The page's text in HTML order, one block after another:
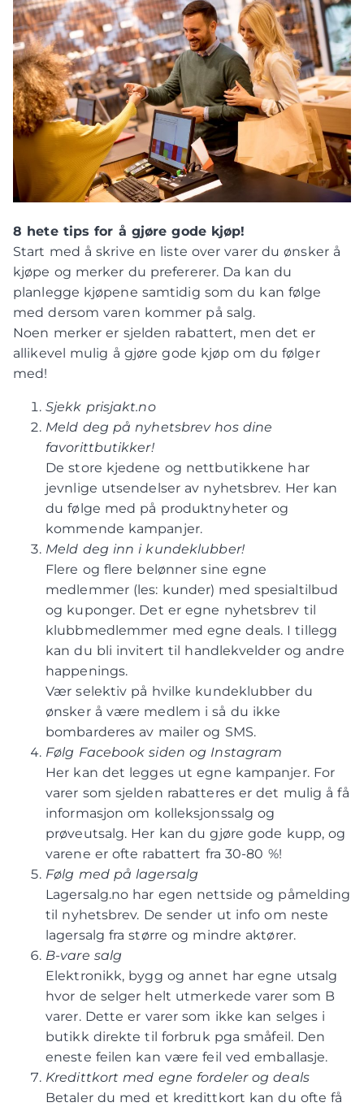
8 hete tips for å gjøre gode kjøp!
Start med å skrive en liste over varer du ønsker å
kjøpe og merker du prefererer. Da kan du
planlegge kjøpene samtidig som du kan følge
med dersom varen kommer på salg.
Noen merker er sjelden rabattert, men det er
allikevel mulig å gjøre gode kjøp om du følger
med!
Sjekk prisjakt.no
Meld deg på nyhetsbrev hos dine
favorittbutikker!
De store kjedene og nettbutikkene har
jevnlige utsendelser av nyhetsbrev. Her kan
du følge med på produktnyheter og
kommende kampanjer.
Meld deg inn i kundeklubber!
Flere og flere belønner sine egne
medlemmer (les: kunder) med spesialtilbud
og kuponger. Det er egne nyhetsbrev til
klubbmedlemmer med egne deals. I tillegg
kan du bli invitert til handlekvelder og andre
happenings.
Vær selektiv på hvilke kundeklubber du
ønsker å være medlem i så du ikke
bombarderes av mailer og SMS.
Følg Facebook siden og Instagram
Her kan det legges ut egne kampanjer. For
varer som sjelden rabatteres er det mulig å få
informasjon om kolleksjonssalg og
prøveutsalg. Her kan du gjøre gode kupp, og
varene er ofte rabattert fra 30-80 %!
Følg med på lagersalg
Lagersalg.no har egen nettside og påmelding
til nyhetsbrev. De sender ut info om neste
lagersalg fra større og mindre aktører.
B-vare salg
Elektronikk, bygg og annet har egne utsalg
hvor de selger helt utmerkede varer som B
varer. Dette er varer som ikke kan selges i
butikk direkte til forbruk pga småfeil. Den
eneste feilen kan være feil ved emballasje.
Kredittkort med egne fordeler og deals
Betaler du med et kredittkort kan du ofte få